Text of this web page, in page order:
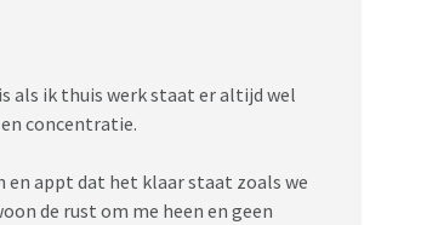
als ik thuis werk staat er altijd wel
concentratie.
appt dat het klaar staat zoals we
de rust om me heen en geen